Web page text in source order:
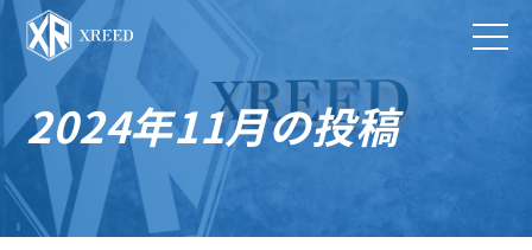
2024年11月の投稿